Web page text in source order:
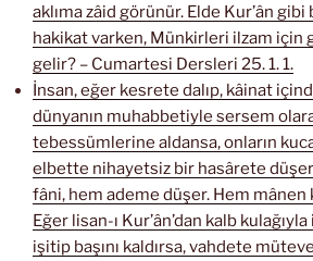
aklıma zâid görünür. Elde Kur’ân gibi
hakikat varken, Münkirleri ilzam için
gelir? – Cumartesi Dersleri 25. 1. 1.
İnsan, eğer kesrete dalıp, kâinat
dünyanın muhabbetiyle sersem
tebessümlerine aldansa, onların
elbette nihayetsiz bir hasârete
fâni, hem ademe düşer. Hem mânen
Eğer lisan-ı Kur’ân’dan kalb
işitip başını kaldırsa, vahdete